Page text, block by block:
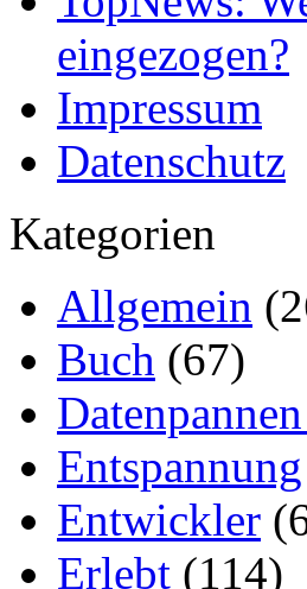
eingezogen?
Impressum
Datenschutz
Kategorien
Allgemein
Buch (67)
Entspannung
Entwickler
Erlebt (114)